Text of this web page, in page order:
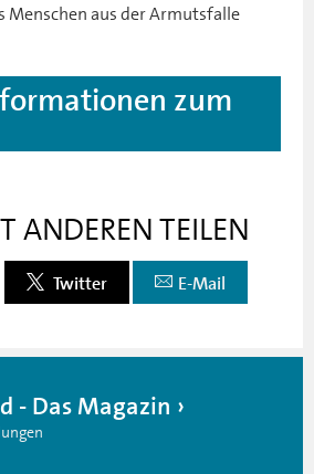
Menschen aus der Armutsfalle
zum
ANDEREN TEILEN
Twitter E-Mail
- Das Magazin